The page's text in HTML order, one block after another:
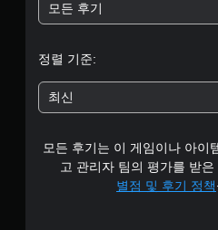
모든 후기
정렬 기준:
최신
모든 후기는 이 게임이나 아이
고 관리자 팀의 평가를 받
별점 및 후기 정책